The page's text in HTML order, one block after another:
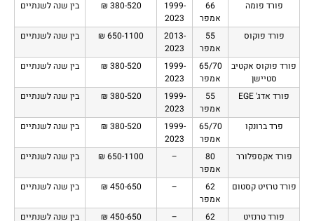
פורד פומה
66
אמפר
1999-
2023
380-520 ₪ בין שנה לשנתיים
פורד פוקוס
55
אמפר
2013-
2023
650-1100 ₪ בין שנה לשנתיים
פורד פוקוס אקטיב
סטיישן
65/70
אמפר
1999-
2023
380-520 ₪ בין שנה לשנתיים
פורד אדג' EGE
55
אמפר
1999-
2023
380-520 ₪ בין שנה לשנתיים
פרד ברונקו
65/70
אמפר
1999-
2023
380-520 ₪ בין שנה לשנתיים
פורד אקספלורר
80
אמפר
–
650-1100 ₪ בין שנה לשנתיים
פורד טרזיט קסטום
62
אמפר
–
450-650 ₪ בין שנה לשנתיים
פורד טרנזיט 62
–
450-650 ₪ בין שנה לשנתיים